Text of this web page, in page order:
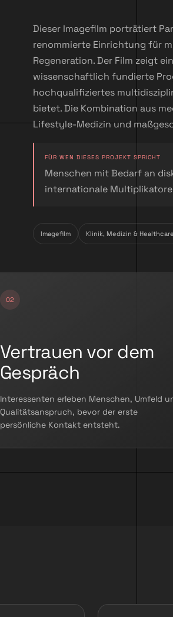
Dieser Imagefilm porträtiert
renommierte Einrichtung für
Regeneration. Der Film zeigt
wissenschaftlich fundierte
hochqualifiziertes
bietet. Die Kombination aus
Lifestyle-Medizin und
FÜR WEN DIESES PROJEKT SPRICHT
Menschen mit Bedarf an
internationale
Imagefilm Klinik, Medizin & Healthcare
Vertrauen vor dem
Gespräch
Interessenten erleben Menschen, Umfeld
Qualitätsanspruch, bevor der erste
persönliche Kontakt entsteht.